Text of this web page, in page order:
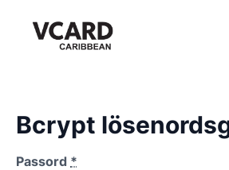
Bcrypt
Passord *